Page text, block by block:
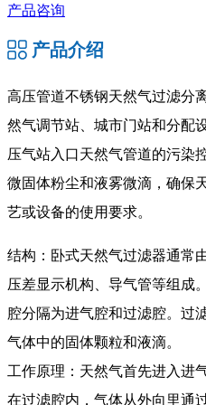
产品咨询
产品介绍
高压管道不锈钢天然气过滤分
然气调节站、城市门站和分配
压气站入口天然气管道的污染
微固体粉尘和液雾微滴，确保
艺或设备的使用要求。
结构：卧式天然气过滤器通常
压差显示机构、导气管等组成
腔分隔为进气腔和过滤腔。过
气体中的固体颗粒和液滴。
工作原理：天然气首先进入进
在过滤腔内，气体从外向里通